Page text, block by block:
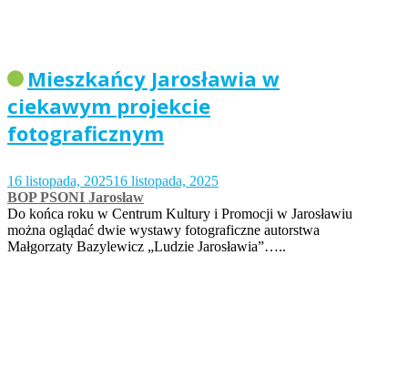
Mieszkańcy Jarosławia w
ciekawym projekcie
fotograficznym
16 listopada, 202516 listopada, 2025
BOP PSONI Jarosław
Do końca roku w Centrum Kultury i Promocji w Jarosławiu
można oglądać dwie wystawy fotograficzne autorstwa
Małgorzaty Bazylewicz „Ludzie Jarosławia”…..